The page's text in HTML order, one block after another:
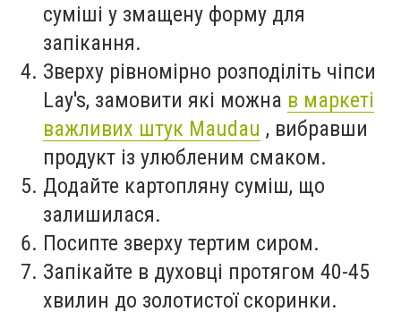
суміші у змащену форму для
запікання.
Зверху рівномірно розподіліть чіпси
Lay's, замовити які можна в маркеті
важливих штук Maudau , вибравши
продукт із улюбленим смаком.
Додайте картопляну суміш, що
залишилася.
Посипте зверху тертим сиром.
Запікайте в духовці протягом 40-45
хвилин до золотистої скоринки.